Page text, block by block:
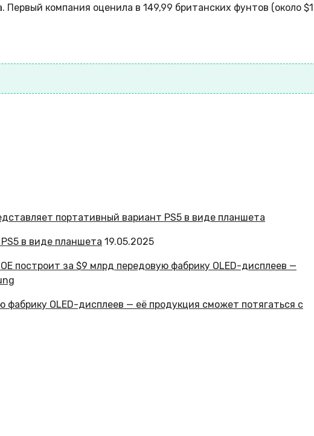
компания оценила в 149,99 британских фунтов (около
в виде планшета 19.05.2025
фабрику OLED-дисплеев — её продукция сможет потягаться с